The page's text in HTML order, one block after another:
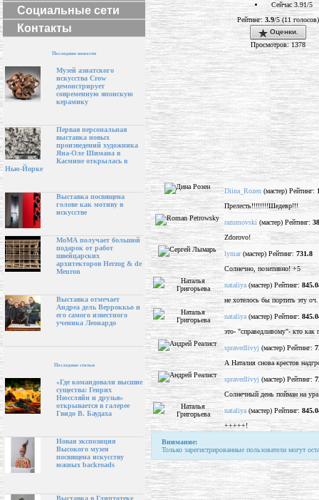
Социальные сети
Контакты
Последние новости
Музей азиатского
искусства Crow
демонстрирует
современную японскую
керамику
Первая персональная
выставка новых
произведений художника
Яна-Оле Шимана в
Касмине открылась в
Нью-Йорке
Выставка посвящена
голове как мотиву в
искусстве
МоМА получает большой
подарок от работ
швейцарских
архитекторов Herzog & de
Meuron
Выставка отмечает
Андреа дель Верроккьо и
его самого известного
ученика Леонардо
Последние статьи
«Где командовали высшие
существа: Генрих
Нюссляйн и друзья»
открывается в галерее
Гвидо В. Баудаха
Новая экспозиция
Высокого музея
посвящена искусству
южных backroads
Сейчас 3.91/5
Рейтинг: 3.9/5 (11 голосов)
Оценки.
Просмотров: 1378
Diina_Rozen (мастер) Рейтинг:
Прелесть!!!!!!!!Шедевр!!!
razumovski (мастер) Рейтинг:
Zdorovo!
lymar(мастер) Рейтинг: 731.8
Солнечно, позитивно! +5
nataliya (мастер) Рейтинг:
не хотелось бы портить эту
nataliya (мастер) Рейтинг:
это- "справедливому"- кто как
spravedlivyj (мастер) Рейтинг:
А Наталия снова крестов
spravedlivyj (мастер) Рейтинг:
Солнечный день пойман на
nataliya (мастер) Рейтинг:
+++++!
Внимание:
Только зарегистрированные пользователи могут